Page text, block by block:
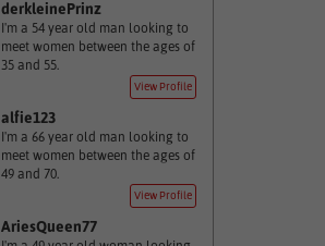
derkleinePrinz
I'm a 54 year old man looking to
meet women between the ages of
35 and 55.
View Profile
alfie123
I'm a 66 year old man looking to
meet women between the ages of
49 and 70.
View Profile
AriesQueen77